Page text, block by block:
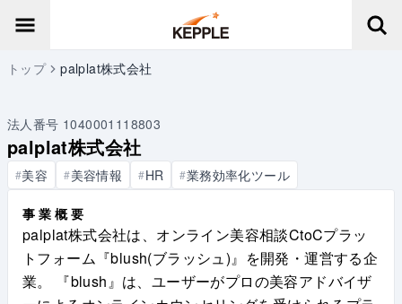
トップ palplat株式会社
法人番号 1040001118803
palplat株式会社
#美容 #美容情報 #HR #業務効率化ツール
事業概要
palplat株式会社は、オンライン美容相談CtoCプラッ
トフォーム『blush(ブラッシュ)』を開発・運営する企
業。 『blush』は、ユーザーがプロの美容アドバイザ